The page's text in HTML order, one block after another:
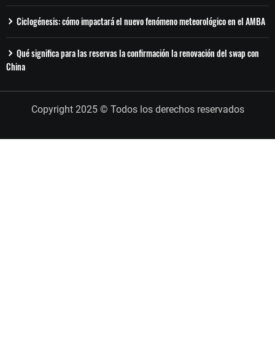
Ciclogénesis: cómo impactará el nuevo fenómeno meteorológico en el AMBA
Qué significa para las reservas la confirmación la renovación del swap con
China
Copyright 2025 © Todos los derechos reservados